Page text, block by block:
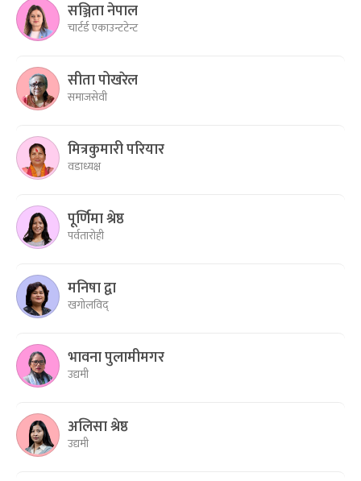
सञ्जिता नेपाल
चार्टर्ड एकाउन्टटेन्ट
सीता पोखरेल
समाजसेवी
मित्रकुमारी परियार
वडाध्यक्ष
पूर्णिमा श्रेष्ठ
पर्वतारोही
मनिषा द्वा
खगोलविद्
भावना पुलामीमगर
उद्यमी
अलिसा श्रेष्ठ
उद्यमी